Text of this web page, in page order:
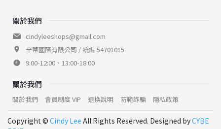
關於我們
cindyleeshops@gmail.com
辛蒂國際有限公司 / 統編 54701015
9:00-12:00、13:00-18:00
關於我們
關於我們 會員制度 VIP 退換說明 防範詐騙 隱私政策
Copyright © Cindy Lee All Rights Reserved. Designed byCYBE